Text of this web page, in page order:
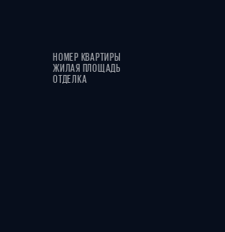
НОМЕР КВАРТИРЫ
ЖИЛАЯ ПЛОЩАДЬ
ОТДЕЛКА